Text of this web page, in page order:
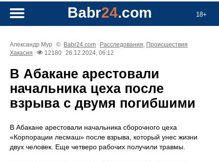
18+
Babr24.com
Александр Мур © Babr24.com Расследования, Происшествия
Хакасия
12180 26.12.2024, 06:12
В Абакане арестовали
начальника цеха после
взрыва с двумя погибшими
В Абакане арестовали начальника сборочного цеха
«Корпорации лесмаш» после взрыва, который унес жизни
двух человек. Еще четверо рабочих получили травмы.